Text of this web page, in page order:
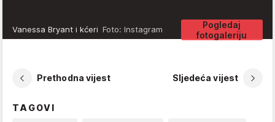
Pogledaj
fotogaleriju
Vanessa Bryant i kćeri Foto: Instagram
Prethodna vijest Sljedeća vijest
TAGOVI